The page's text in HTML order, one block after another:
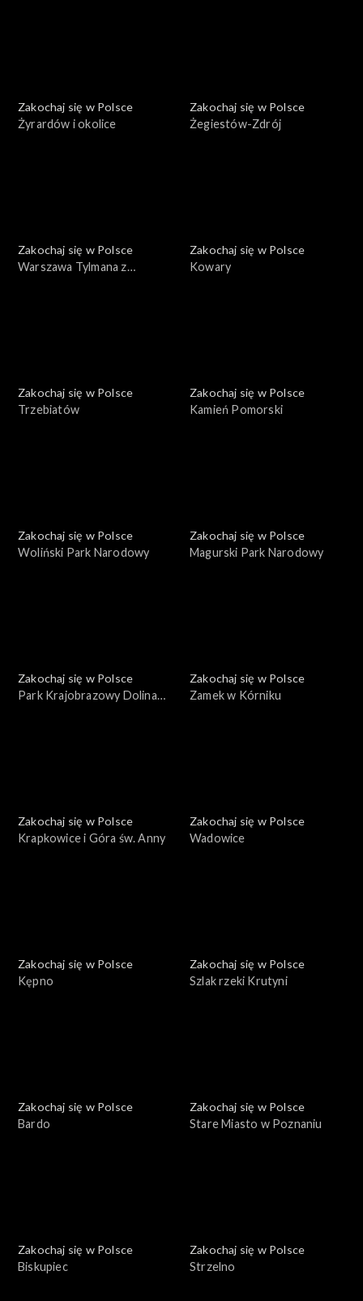
Zakochaj się w Polsce
Żyrardów i okolice
Zakochaj się w Polsce
Żegiestów-Zdrój
Zakochaj się w Polsce
Warszawa Tylmana z
Zakochaj się w Polsce
Kowary
Zakochaj się w Polsce
Trzebiatów
Zakochaj się w Polsce
Kamień Pomorski
Zakochaj się w Polsce
Woliński Park Narodowy
Zakochaj się w Polsce
Magurski Park Narodowy
Zakochaj się w Polsce
Park Krajobrazowy Dolina
Zakochaj się w Polsce
Zamek w Kórniku
Zakochaj się w Polsce
Krapkowice i Góra św. Anny
Zakochaj się w Polsce
Wadowice
Zakochaj się w Polsce
Kępno
Zakochaj się w Polsce
Szlak rzeki Krutyni
Zakochaj się w Polsce
Bardo
Zakochaj się w Polsce
Stare Miasto w Poznaniu
Zakochaj się w Polsce
Biskupiec
Zakochaj się w Polsce
Strzelno